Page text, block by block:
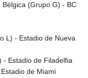
(Grupo G) - BC
L) - Estadio de Nueva
Estadio de Filadelfia
de Miami